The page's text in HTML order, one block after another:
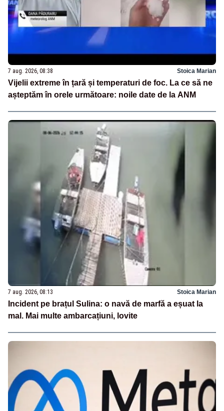
7 aug. 2026, 08:38 Stoica Marian
Vijelii extreme în țară și temperaturi de foc. La ce să ne
așteptăm în orele următoare: noile date de la ANM
7 aug. 2026, 08:13 Stoica Marian
Incident pe brațul Sulina: o navă de marfă a eșuat la
mal. Mai multe ambarcațiuni, lovite